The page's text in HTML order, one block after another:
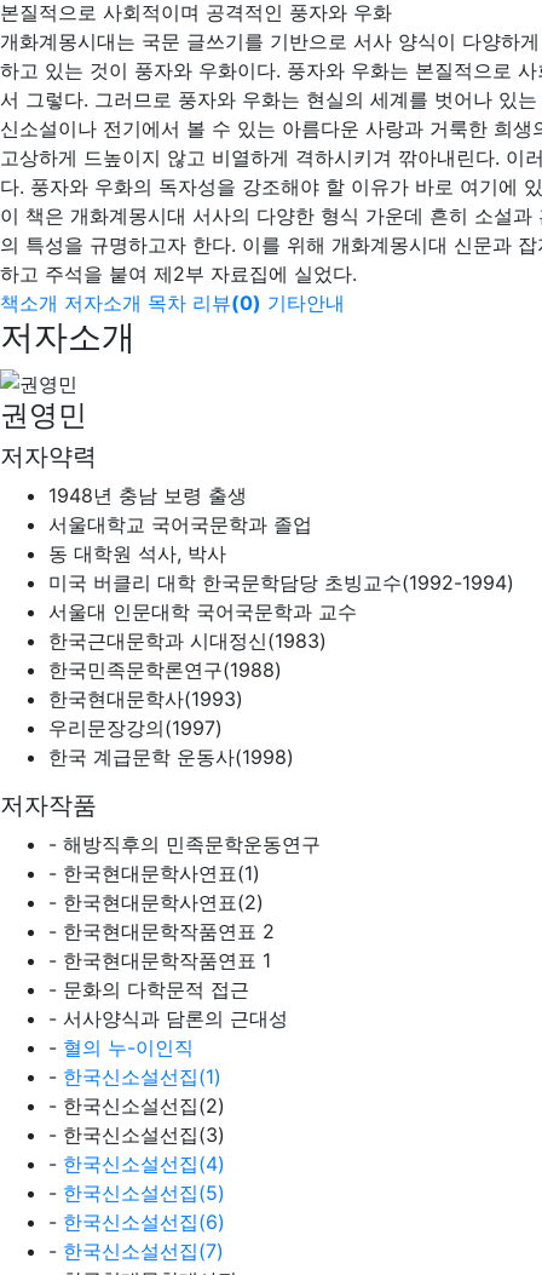
본질적으로 사회적이며 공격적인 풍자와 우화
개화계몽시대는 국문 글쓰기를 기반으로 서사 양식이 다양하
하고 있는 것이 풍자와 우화이다. 풍자와 우화는 본질적으로
서 그렇다. 그러므로 풍자와 우화는 현실의 세계를 벗어나 있
신소설이나 전기에서 볼 수 있는 아름다운 사랑과 거룩한 희
고상하게 드높이지 않고 비열하게 격하시키겨 깎아내린다.
다. 풍자와 우화의 독자성을 강조해야 할 이유가 바로 여기에
이 책은 개화계몽시대 서사의 다양한 형식 가운데 흔히 소설
의 특성을 규명하고자 한다. 이를 위해 개화계몽시대 신문과
하고 주석을 붙여 제2부 자료집에 실었다.
책소개 저자소개 목차 리뷰(0) 기타안내
저자소개
권영민
저자약력
1948년 충남 보령 출생
서울대학교 국어국문학과 졸업
동 대학원 석사, 박사
미국 버클리 대학 한국문학담당 초빙교수(1992-1994)
서울대 인문대학 국어국문학과 교수
한국근대문학과 시대정신(1983)
한국민족문학론연구(1988)
한국현대문학사(1993)
우리문장강의(1997)
한국 계급문학 운동사(1998)
저자작품
- 해방직후의 민족문학운동연구
- 한국현대문학사연표(1)
- 한국현대문학사연표(2)
- 한국현대문학작품연표 2
- 한국현대문학작품연표 1
- 문화의 다학문적 접근
- 서사양식과 담론의 근대성
- 혈의 누-이인직
- 한국신소설선집(1)
- 한국신소설선집(2)
- 한국신소설선집(3)
- 한국신소설선집(4)
- 한국신소설선집(5)
- 한국신소설선집(6)
- 한국신소설선집(7)